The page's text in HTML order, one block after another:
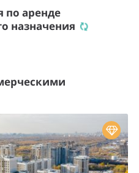
по аренде
назначения